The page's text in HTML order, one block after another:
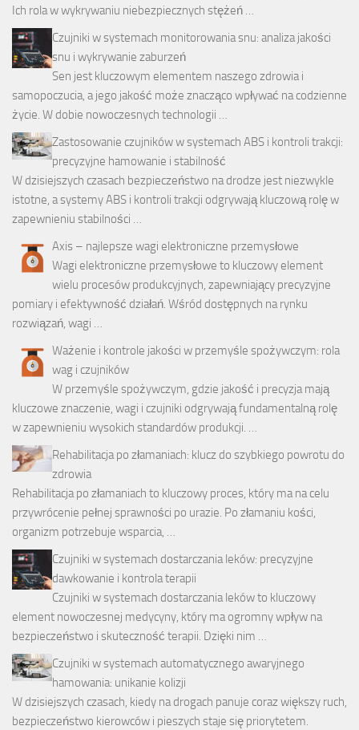
Ich rola w wykrywaniu niebezpiecznych stężeń …
Czujniki w systemach monitorowania snu: analiza jakości
snu i wykrywanie zaburzeń
Sen jest kluczowym elementem naszego zdrowia i
samopoczucia, a jego jakość może znacząco wpływać na codzienne
życie. W dobie nowoczesnych technologii …
Zastosowanie czujników w systemach ABS i kontroli trakcji:
precyzyjne hamowanie i stabilność
W dzisiejszych czasach bezpieczeństwo na drodze jest niezwykle
istotne, a systemy ABS i kontroli trakcji odgrywają kluczową rolę w
zapewnieniu stabilności …
Axis – najlepsze wagi elektroniczne przemysłowe
Wagi elektroniczne przemysłowe to kluczowy element
wielu procesów produkcyjnych, zapewniający precyzyjne
pomiary i efektywność działań. Wśród dostępnych na rynku
rozwiązań, wagi …
Ważenie i kontrole jakości w przemyśle spożywczym: rola
wag i czujników
W przemyśle spożywczym, gdzie jakość i precyzja mają
kluczowe znaczenie, wagi i czujniki odgrywają fundamentalną rolę
w zapewnieniu wysokich standardów produkcji. …
Rehabilitacja po złamaniach: klucz do szybkiego powrotu do
zdrowia
Rehabilitacja po złamaniach to kluczowy proces, który ma na celu
przywrócenie pełnej sprawności po urazie. Po złamaniu kości,
organizm potrzebuje wsparcia, …
Czujniki w systemach dostarczania leków: precyzyjne
dawkowanie i kontrola terapii
Czujniki w systemach dostarczania leków to kluczowy
element nowoczesnej medycyny, który ma ogromny wpływ na
bezpieczeństwo i skuteczność terapii. Dzięki nim …
Czujniki w systemach automatycznego awaryjnego
hamowania: unikanie kolizji
W dzisiejszych czasach, kiedy na drogach panuje coraz większy ruch,
bezpieczeństwo kierowców i pieszych staje się priorytetem.